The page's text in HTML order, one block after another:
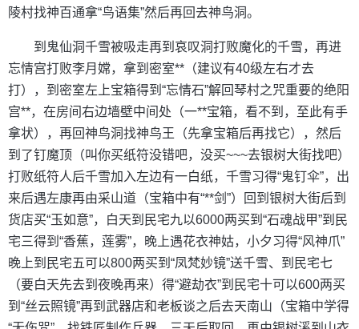
陵村找神百通拿“鸟语集”然后再回去神鸟洞。
到鬼仙洞千雪被吸走再到哀叹洞打败魔化的千雪，再进
忘情宫打败李月嫦，拿到密室**（建议有40级左右才去
打），到密室左上宝箱得到“忘情石”解回琴村之咒重要的绝阳
宫**，在房间右边墙壁中间处（一**宝箱，看不到，至此有手
拿状），再回神鸟洞找神鸟王（先拿宝箱后再找它），然后
到了钉魔顶（叫你买纸符没错吧，没买~~~去银树大街找吧）
打败纸符人后千雪加入左边有一白纸，千雪习得“鬼钉伞”，出
来后遇左康再由采山道（宝箱中有“**剑”）回到银树大街后到
货店买“玉如意”，白天到民宅九以6000两买到“石魂战甲”到民
宅三得到“香蕉，莲雾”，晚上遇花衣神姑，小夕习得“风神爪”
晚上到民宅五可以800两买到“凤梵妙镜”送千雪、到民宅七
（要白天先去到夜晚再来）得“避劫衣”到民宅十可以600两买
到“丝云照镜”再到武器店和老板谈之后去天南山（宝箱中学得